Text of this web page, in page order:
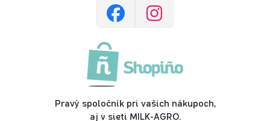
Pravý spoločník pri vašich nákupoch,
aj v sieti MILK-AGRO.